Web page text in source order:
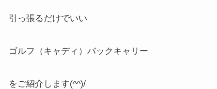
引っ張るだけでいい
ゴルフ（キャディ）バックキャリー
をご紹介します(^^)/